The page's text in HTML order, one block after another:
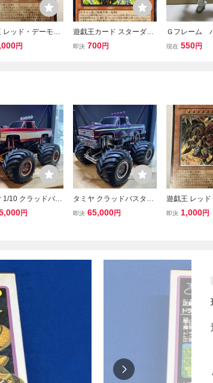
レッド・デーモン
ゴン/バスター C
円
遊戯王カード スターダス
ト・ドラゴン／バスター
即決 700円
Ｇフレーム
ジャンク
現在 550円
1/10 クラッドバス
ンスタートラック
円
タミヤ クラッドバスター
モンスタートラック カス
即決 65,000円
遊戯王 レッド
ズ・ドラゴン/
即決 1,000円